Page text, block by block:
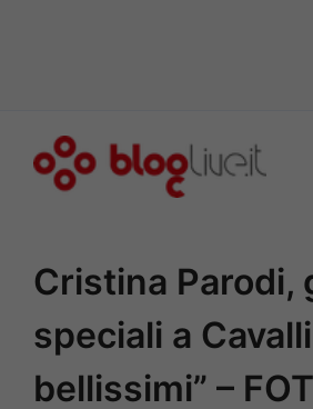
Cristina Parodi,
speciali a
bellissimi” –